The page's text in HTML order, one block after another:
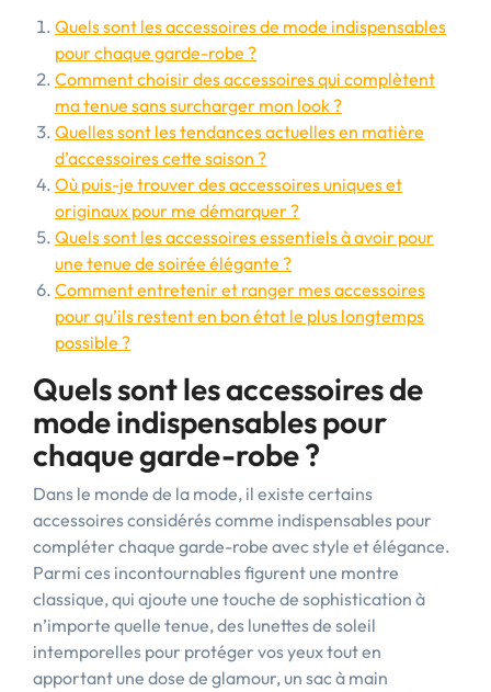
Quels sont les accessoires de mode indispensables
pour chaque garde-robe ?
Comment choisir des accessoires qui complètent
ma tenue sans surcharger mon look ?
Quelles sont les tendances actuelles en matière
d’accessoires cette saison ?
Où puis-je trouver des accessoires uniques et
originaux pour me démarquer ?
Quels sont les accessoires essentiels à avoir pour
une tenue de soirée élégante ?
Comment entretenir et ranger mes accessoires
pour qu’ils restent en bon état le plus longtemps
possible ?
Quels sont les accessoires de
mode indispensables pour
chaque garde-robe ?
Dans le monde de la mode, il existe certains
accessoires considérés comme indispensables pour
compléter chaque garde-robe avec style et élégance.
Parmi ces incontournables figurent une montre
classique, qui ajoute une touche de sophistication à
n’importe quelle tenue, des lunettes de soleil
intemporelles pour protéger vos yeux tout en
apportant une dose de glamour, un sac à main